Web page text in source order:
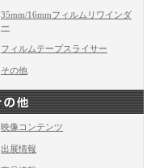
35mm/16mmフィルムリワインダ
ー
フィルムテープスライサー
その他
映像コンテンツ
出展情報